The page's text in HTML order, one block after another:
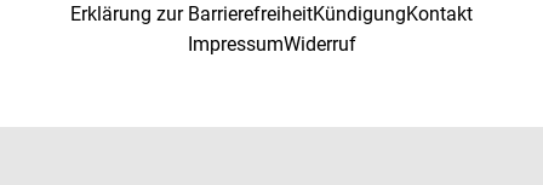
Erklärung zur BarrierefreiheitKündigungKontakt
ImpressumWiderruf